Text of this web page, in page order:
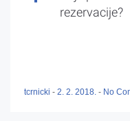
rezervacije?
tcrnicki - 2. 2. 2018. - No